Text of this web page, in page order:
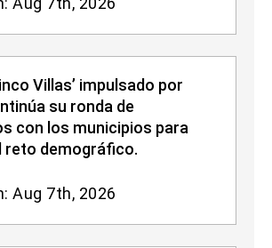
Villas’ impulsado por
su ronda de
con los municipios para
reto demográfico.
Aug 7th, 2026